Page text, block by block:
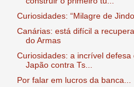
Curiosidades: “Milagre de
Canárias: está difícil a
do Armas
Curiosidades: a incrível defesa
Japão contra Ts...
Por falar em lucros da banca...